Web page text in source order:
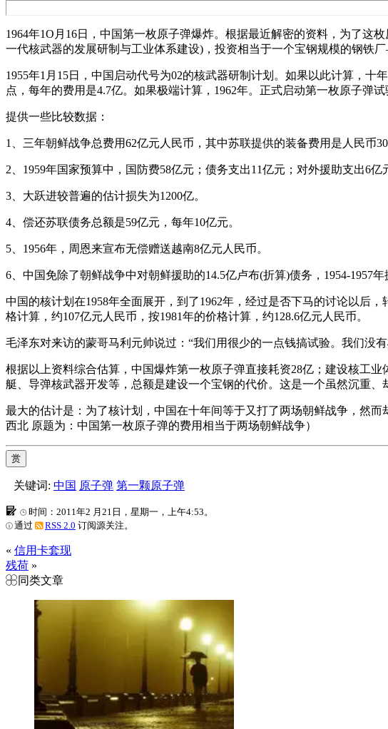
1964年1O月16日，中国第一枚原子弹爆炸。根据最近解密的资料，为了这
一代核武器的发展研制与工业体系建设)，投资相当于一个宝钢规模的钢铁
1955年1月15日，中国启动代号为02的核武器研制计划。如果以此计算，
点，每年的费用是4.7亿。如果极端计算，1962年。正式启动第一枚原子弹
提供一些比较数据：
1、三年朝鲜战争总费用62亿元人民币，其中苏联提供的装备费用是人民币
2、1959年国家预算中，国防费58亿元；债务支出11亿元；对外援助支出6亿
3、大跃进较普遍的估计损失为1200亿。
4、偿还苏联债务总额是59亿元，每年10亿元。
5、1956年，周恩来宣布无偿赠送越南8亿元人民币。
6、中国免除了朝鲜战争中对朝鲜援助的14.5亿卢布(折算)债务，1954-1957年
中国的核计划在1958年全面展开，到了1962年，经过是否下马的讨论以后
格计算，约107亿元人民币，按1981年的价格计算，约128.6亿元人民币。
毛泽东对来访的蒙哥马利元帅说过：“我们用很少的一点钱搞试验。我们没
根据以上资料综合估算，中国爆炸第一枚原子弹直接耗资28亿；建设核工
艇、导弹核武器开发等，总额是建设一个宝钢的代价。这是一个虽然沉重、
最大的估计是：为了核计划，中国在十年间等于又打了两场朝鲜战争，然
西北 原题为：中国第一枚原子弹的费用相当于两场朝鲜战争）
赏
关键词: 中国 原子弹 第一颗原子弹
时间：2011年2 月21日，星期一，上午4:53。
通过
RSS 2.0 订阅源关注。
« 信用卡套现
残荷 »
同类文章